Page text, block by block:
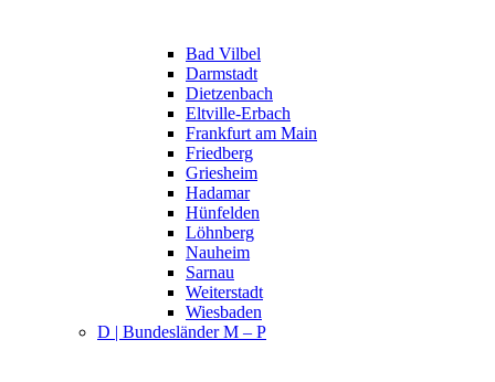
Bad Vilbel
Darmstadt
Dietzenbach
Eltville-Erbach
Frankfurt am Main
Friedberg
Griesheim
Hadamar
Hünfelden
Löhnberg
Nauheim
Sarnau
Weiterstadt
Wiesbaden
D | Bundesländer M – P